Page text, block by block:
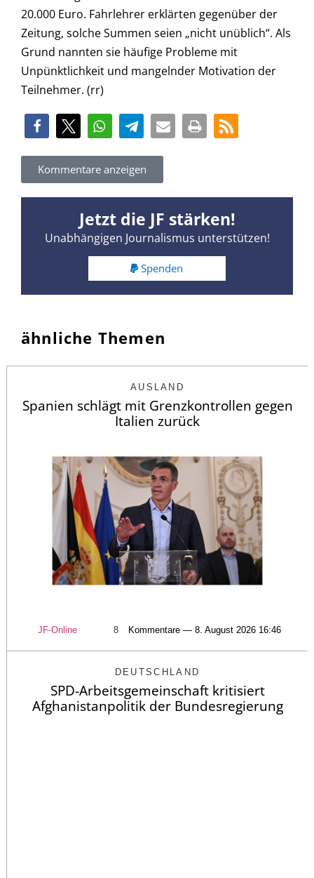
20.000 Euro. Fahrlehrer erklärten gegenüber der
Zeitung, solche Summen seien „nicht unüblich“. Als
Grund nannten sie häufige Probleme mit
Unpünktlichkeit und mangelnder Motivation der
Teilnehmer. (rr)
Kommentare anzeigen
Jetzt die JF stärken!
Unabhängigen Journalismus unterstützen!
Spenden
ähnliche Themen
AUSLAND
Spanien schlägt mit Grenzkontrollen gegen
Italien zurück
JF-Online 8 Kommentare — 8. August 2026 16:46
DEUTSCHLAND
SPD-Arbeitsgemeinschaft kritisiert
Afghanistanpolitik der Bundesregierung